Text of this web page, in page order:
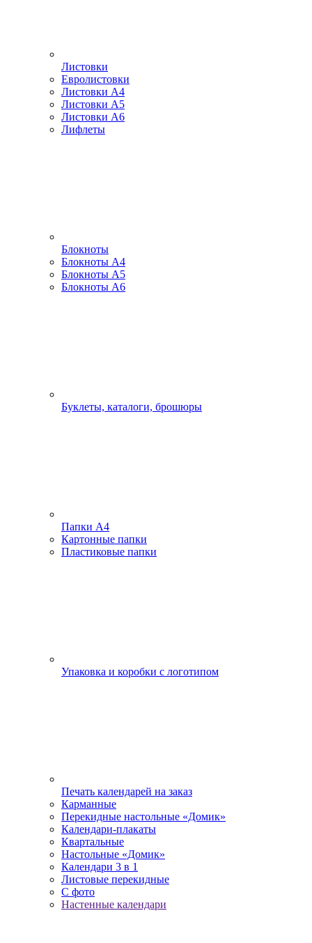
Листовки
Евролистовки
Листовки А4
Листовки А5
Листовки А6
Лифлеты
Блокноты
Блокноты А4
Блокноты А5
Блокноты А6
Буклеты, каталоги, брошюры
Папки А4
Картонные папки
Пластиковые папки
Упаковка и коробки с логотипом
Печать календарей на заказ
Карманные
Перекидные настольные «Домик»
Календари-плакаты
Квартальные
Настольные «Домик»
Календари 3 в 1
Листовые перекидные
С фото
Настенные календари